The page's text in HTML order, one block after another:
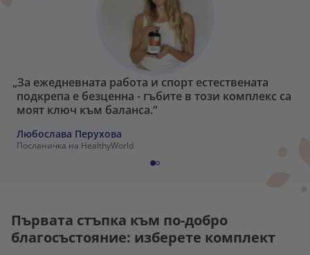
„За ежедневната работа и спорт естествената
подкрепа е безценна - гъбите в този комплекс са
моят ключ към баланса.“
Любослава Перухова
Посланичка на HealthyWorld
Първата стъпка към по-добро
благосъстояние: изберете комплект